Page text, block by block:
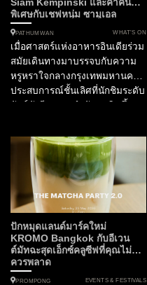
Siam Kempinski และค่ำคืน
พิเศษกับเชฟหนุ่ม ซามูเอล
PATHUMWAN WHAT’S ON
เมื่อศาสตร์แห่งอาหารอินเดียร่วม
สมัยเดินทางมาบรรจบกับความ
หรูหราใจกลางกรุงเทพมหานคร
ประสบการณ์ชั้นเลิศที่นักชิมระดับ
ลักซ์ชัวรีรอคอยกำลังจะเกิดขึ้น
SOtraveler เรามีความยินดีที่จะ
นำเสนอการร่วมมือครั้งสำคัญที่
กำลังจะเปลี่ยนค่ำคืนต้นเดือน
มิถุนายนนี้ให้เป็นมื้ออาหารที่น่า
จดจำที่สุดแห่งปี โรงแรมสยาม
เคมปินสกี้ กรุงเทพฯ เตรียมเปิด
ประตูต้อนรับ “Masque” ห้อง
อาหารอันดับ 1 ของประเทศ
อินเดีย และอันดับ 15 ของ
เอเชีย...
ปักหมุดแลนด์มาร์คใหม่
KROMO Bangkok กับอีเวน
ต์มัทฉะสุดเอ็กซ์คลูซีฟที่คุณไม่
ควรพลาด
PROMPONG EVENTS & FESTIVALS